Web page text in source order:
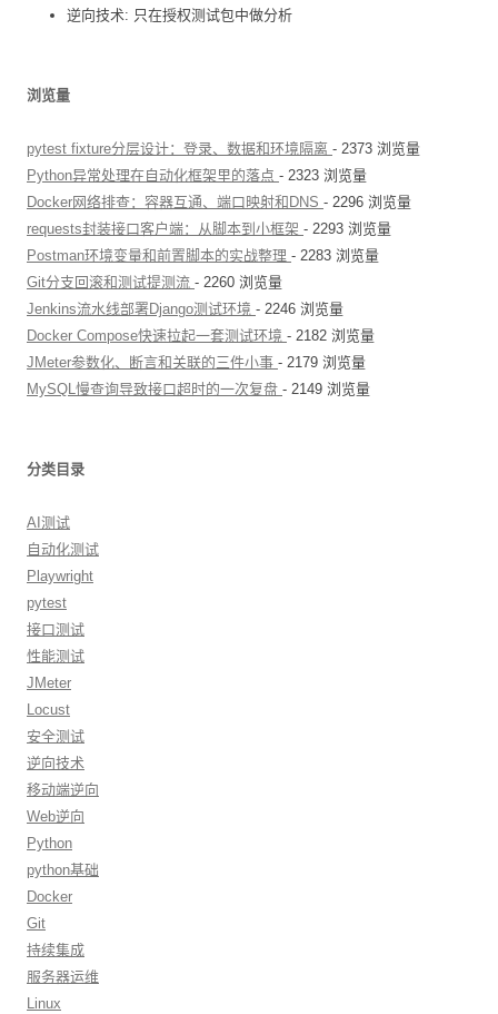
逆向技术: 只在授权测试包中做分析
浏览量
pytest fixture分层设计：登录、数据和环境隔离 - 2373 浏览量
Python异常处理在自动化框架里的落点 - 2323 浏览量
Docker网络排查：容器互通、端口映射和DNS - 2296 浏览量
requests封装接口客户端：从脚本到小框架 - 2293 浏览量
Postman环境变量和前置脚本的实战整理 - 2283 浏览量
Git分支回滚和测试提测流 - 2260 浏览量
Jenkins流水线部署Django测试环境 - 2246 浏览量
Docker Compose快速拉起一套测试环境 - 2182 浏览量
JMeter参数化、断言和关联的三件小事 - 2179 浏览量
MySQL慢查询导致接口超时的一次复盘 - 2149 浏览量
分类目录
AI测试
自动化测试
Playwright
pytest
接口测试
性能测试
JMeter
Locust
安全测试
逆向技术
移动端逆向
Web逆向
Python
python基础
Docker
Git
持续集成
服务器运维
Linux